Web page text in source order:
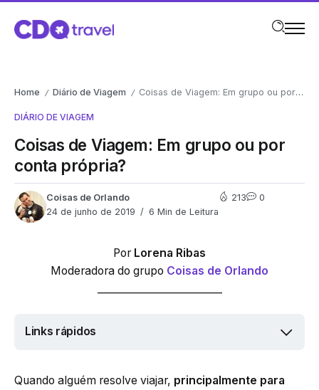
Home / Diário de Viagem / Coisas de Viagem: Em grupo ou por conta própria?
DIÁRIO DE VIAGEM
Coisas de Viagem: Em grupo ou por
conta própria?
Coisas de Orlando
24 de junho de 2019
6 Min de Leitura
213 0
Por Lorena Ribas
Moderadora do grupo Coisas de Orlando
Links rápidos
Quando alguém resolve viajar, principalmente para